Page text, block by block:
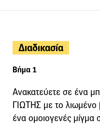
Διαδικασία
Βήμα 1
Ανακατεύετε σε ένα
ΓΙΩΤΗΣ με το λιωμένο
ένα ομοιογενές